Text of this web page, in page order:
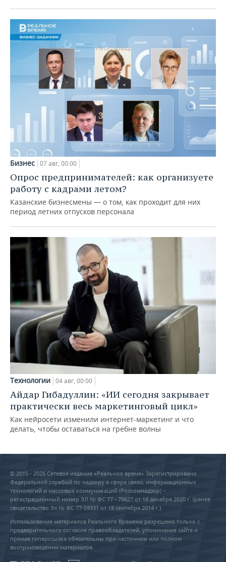
Бизнес 07 авг, 00:00
Опрос предпринимателей: как организуете
работу с кадрами летом?
Казанские бизнесмены — о том, как проходит для них
период летних отпусков персонала
Технологии 04 авг, 00:00
Айдар Гибадуллин: «ИИ сегодня закрывает
практически весь маркетинговый цикл»
Как нейросети изменили интернет-маркетинг и что
делать, чтобы оставаться на гребне волны
© 2015 - 2026 Сетевое издание «Реальное время» Зарегистрировано
Федеральной службой по надзору в сфере связи, информационных
технологий и массовых коммуникаций (Роскомнадзор) –
регистрационный номер ЭЛ № ФС 77 - 79627 от 18 декабря 2020 г. (ранее
свидетельство Эл № ФС 77-59331 от 18 сентября 2014 г.)
Использование материалов Реального Времени разрешено только с
предварительного согласия правообладателей, упоминание сайта и
прямая гиперссылка обязательны при частичном или полном
воспроизведении материалов.